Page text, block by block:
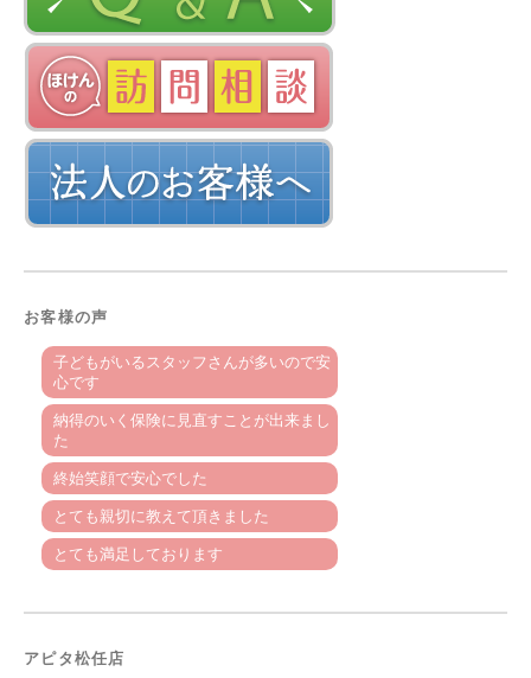
お客様の声
子どもがいるスタッフさんが多いので安
心です
納得のいく保険に見直すことが出来まし
た
終始笑顔で安心でした
とても親切に教えて頂きました
とても満足しております
アピタ松任店